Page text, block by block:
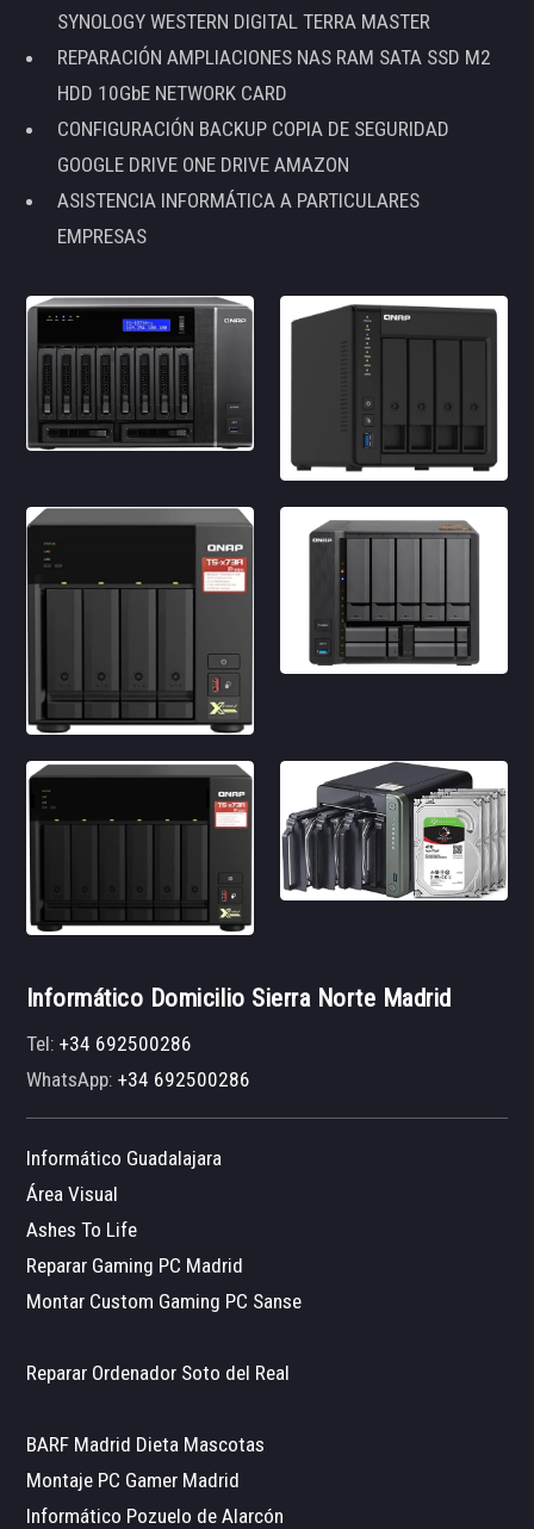
SYNOLOGY WESTERN DIGITAL TERRA MASTER
REPARACIÓN AMPLIACIONES NAS RAM SATA SSD M2
HDD 10GbE NETWORK CARD
CONFIGURACIÓN BACKUP COPIA DE SEGURIDAD
GOOGLE DRIVE ONE DRIVE AMAZON
ASISTENCIA INFORMÁTICA A PARTICULARES
EMPRESAS
Informático Domicilio Sierra Norte Madrid
Tel:+34 692500286
WhatsApp:+34 692500286
Informático Guadalajara
Área Visual
Ashes To Life
Reparar Gaming PC Madrid
Montar Custom Gaming PC Sanse
Reparar Ordenador Soto del Real
BARF Madrid Dieta Mascotas
Montaje PC Gamer Madrid
Informático Pozuelo de Alarcón